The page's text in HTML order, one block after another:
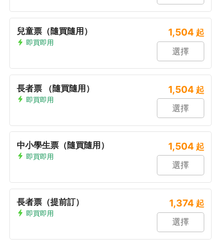
兒童票（隨買隨用）
即買即用
1,504 起
選擇
長者票 （隨買隨用）
即買即用
1,504 起
選擇
中小學生票（隨買隨用）
即買即用
1,504 起
選擇
長者票（提前訂）
即買即用
1,374 起
選擇